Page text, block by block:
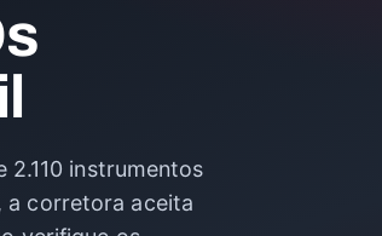
instrumentos
a corretora aceita